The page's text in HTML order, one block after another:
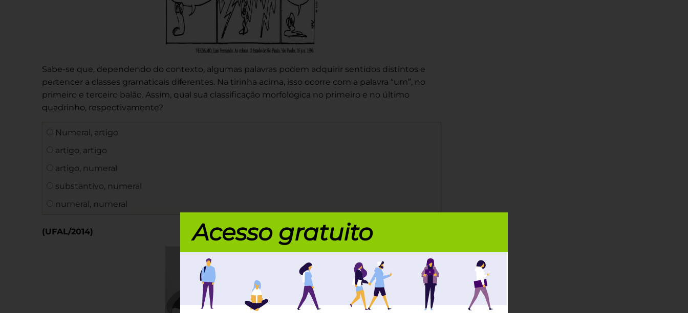
Sabe-se que, dependendo do contexto, algumas palavras podem adquirir sentidos distintos e
pertencer a classes gramaticais diferentes. Na tirinha acima, isso ocorre com a palavra “um”, no
primeiro e terceiro balão. Assim, qual sua classificação morfológica no primeiro e no último
quadrinho, respectivamente?
Numeral, artigo
artigo, artigo
artigo, numeral
substantivo, numeral
numeral, numeral
(UFAL/2014) Acesso gratuito